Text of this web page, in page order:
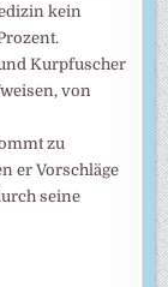
kein
Kurpfuscher
von
zu
er Vorschläge
seine